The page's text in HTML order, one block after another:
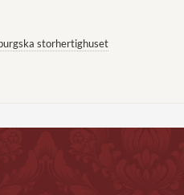
storhertighuset